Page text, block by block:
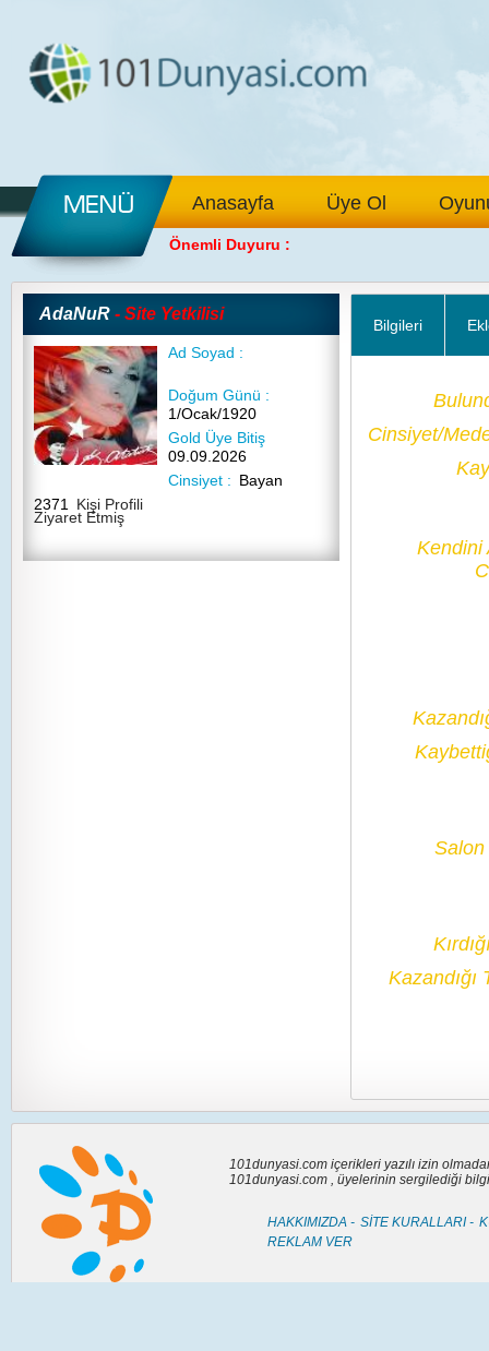
Anasayfa Üye Ol
Önemli Duyuru :
AdaNuR - Site Yetkilisi
Ad Soyad :
Doğum Günü :
1/Ocak/1920
Gold Üye Bitiş
09.09.2026
Cinsiyet : Bayan
2371
Kişi Profili
Ziyaret Etmiş
Bilgileri
Cinsiyet/
Kendini
Kazandığı
101dunyasi.com içerikleri yazılı izin
101dunyasi.com , üyelerinin sergilediği
HAKKIMIZDA - SİTE KURALLARI -
REKLAM VER